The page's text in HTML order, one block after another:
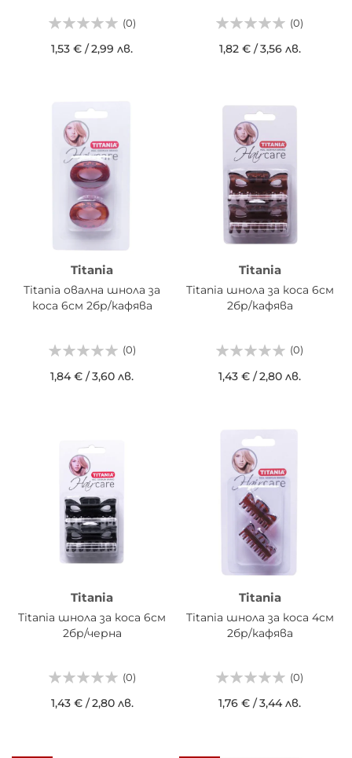
(0)
1,53 € /2,99 лв.
(0)
1,82 €/3,56 лв.
Titania
Titania овална шнола за
коса 6см 2бр/кафява
(0)
1,84 € /3,60 лв.
Titania
Titania шнола за коса 6см
2бр/кафява
(0)
1,43 € /2,80 лв.
Titania
Titania шнола за коса 6см
2бр/черна
(0)
1,43 €/2,80 лв.
Titania
Titania шнола за коса 4см
2бр/кафява
(0)
1,76 € /3,44 лв.